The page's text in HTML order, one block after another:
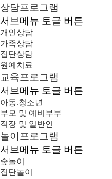
상담프로그램
서브메뉴 토글 버튼
개인상담
가족상담
집단상담
원예치료
교육프로그램
서브메뉴 토글 버튼
아동.청소년
부모 및 예비부부
직장 및 일반인
놀이프로그램
서브메뉴 토글 버튼
숲놀이
집단놀이